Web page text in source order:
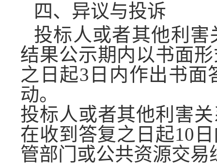
四、异议与投诉
投标人或者其他利
结果公示期内以书面
之日起3 日内作出书
动。
投标人或者其他利害
在收到答复之日起10
管部门或公共资源交